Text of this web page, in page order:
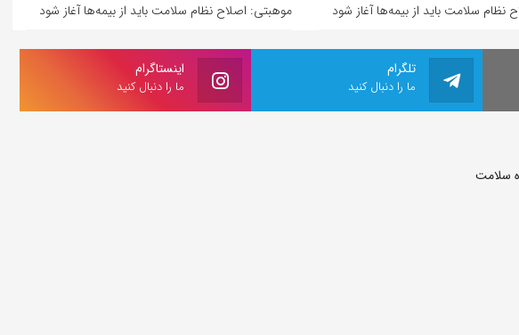
نظام سلامت باید از بیمه‌ها آغاز شود
موهبتی: اصلاح نظام سلامت باید از بیمه‌ها آغاز شود
اینستاگرام
ما را دنبال کنید
تلگرام
ما را دنبال کنید
سلامت